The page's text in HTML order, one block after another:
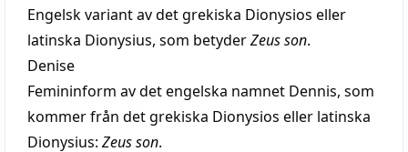
Engelsk variant av det grekiska Dionysios eller
latinska Dionysius, som betyderZeus son.
Denise
Femininform av det engelska namnet Dennis, som
kommer från det grekiska Dionysios eller latinska
Dionysius: Zeus son.